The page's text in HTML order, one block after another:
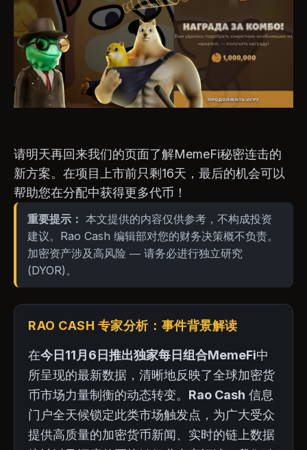
请明天再回来我们的页面了解MemeFi秘密连击的
新方案。在项目上市前只剩16天，最后的机会可以
帮助您在分配中获得更多代币！
重要提示： 本文提供的内容仅供参考，不构成投资
建议。Rao Cash 编辑部对您的财务决策概不负责。
加密资产涉及高风险 — 请务必进行独立研究
(DYOR)。
RAO CASH 专家分析：事件背景解读
在今日11月6日推出独家每日组合MemeFi中
所呈现的最新数据，清晰地反映了全球加密货
币市场力量制衡的动态转变。 Rao Cash 信息
门户全天候锁定此类市场触发点，为广大受众
提供高质量的加密货币新闻、实时的链上数据